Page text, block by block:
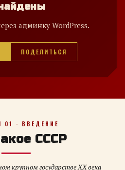
админку WordPress.
ПОДЕЛИТЬСЯ
01 · ВВЕДЕНИЕ
СССР
крупном государстве XX века